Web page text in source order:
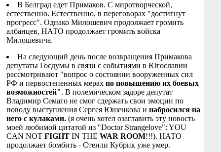
В Белград едет Примаков. С миротворческой,
естественно. Естественно, в переговорах "достигнут
прогресс". Однако Милошевич продолжает громить
албанцев, НАТО продолжает громить войска
Милошевича.
На следующий день после возвращения Примакова
депутаты Госдумы в связи с событиями в Югославии
рассмотривают "вопрос о состоянии вооруженных сил
РФ и первостепенных мерах по повышению их боевых
возможностей". В полемическом задоре депутат
Владимир Семаго не смог сдержать свои эмоции по
поводу выступления Сергея Юшенкова и набросился на
него с кулаками. (я очень хотел озаглавить эту новость
моей любимой цитатой из "Doctor Strangelove": YOU
CAN NOT FIGHT IN THE WAR ROOM!!!). НАТО
продолжает бомбить - Стенли Кубрик уже умер.